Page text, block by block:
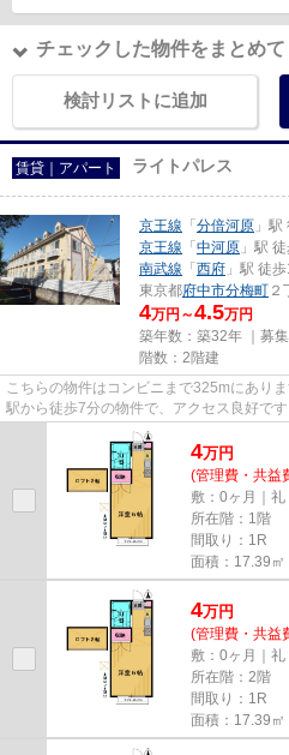
チェックした物件をまとめて
検討リストに追加
賃貸｜アパート ライトパレス
京王線 「 分倍河原 」駅
京王線 「 中河原 」駅
南武線 「 西府 」駅 徒
東京都府中市分梅町 ２
4万円～4.5万円
築年数：築32年 ｜募集
階数：2階建
こちらの物件はコンビニまで325mにあり
駅から徒歩7分の物件で、アクセス良好で
て使い分けができます。こちら...
4万円
(管理費・共益
敷：0ヶ月｜礼
所在階：1階
間取り：1R
面積：17.39㎡
4万円
(管理費・共益
敷：0ヶ月｜礼
所在階：2階
間取り：1R
面積：17.39㎡